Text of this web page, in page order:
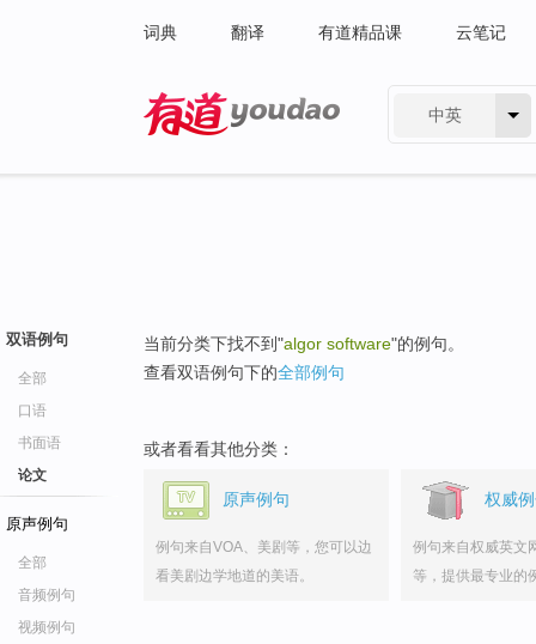
词典 翻译 有道精品课 云笔记
中英
双语例句
全部
口语
书面语
论文
原声例句
全部
音频例句
视频例句
当前分类下找不到"algor software"的例句。
查看双语例句下的全部例句
或者看看其他分类：
原声例句
例句来自VOA、美剧等，您可以边
看美剧边学地道的美语。
权威
例句来自权威英文
等，提供最专业的